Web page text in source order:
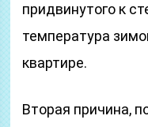
придвинутого к
температура
квартире.
Вторая причина,